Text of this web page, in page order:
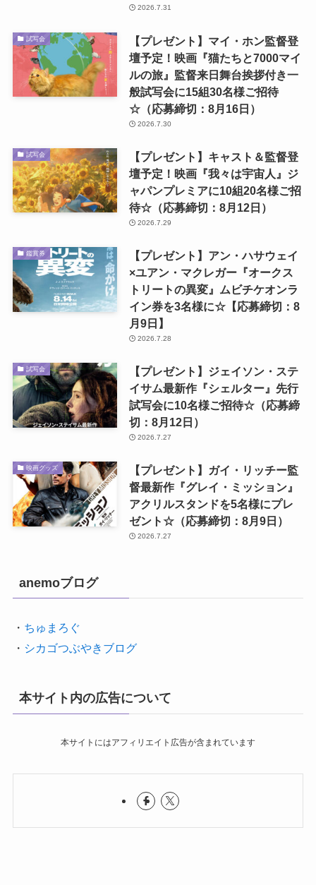
2026.7.31
試写会
【プレゼント】マイ・ホン監督登
壇予定！映画『猫たちと7000マイ
ルの旅』監督来日舞台挨拶付き一
般試写会に15組30名様ご招待
☆（応募締切：8月16日）
2026.7.30
試写会
【プレゼント】キャスト＆監督登
壇予定！映画『我々は宇宙人』ジ
ャパンプレミアに10組20名様ご招
待☆（応募締切：8月12日）
2026.7.29
鑑賞券
【プレゼント】アン・ハサウェイ
×ユアン・マクレガー『オークス
トリートの異変』ムビチケオンラ
イン券を3名様に☆【応募締切：8
月9日】
2026.7.28
試写会
【プレゼント】ジェイソン・ステ
イサム最新作『シェルター』先行
試写会に10名様ご招待☆（応募締
切：8月12日）
2026.7.27
映画グッズ
【プレゼント】ガイ・リッチー監
督最新作『グレイ・ミッション』
アクリルスタンドを5名様にプレ
ゼント☆（応募締切：8月9日）
2026.7.27
anemoブログ
・ ちゅまろぐ
・ シカゴつぶやきブログ
本サイト内の広告について
本サイトにはアフィリエイト広告が含まれています